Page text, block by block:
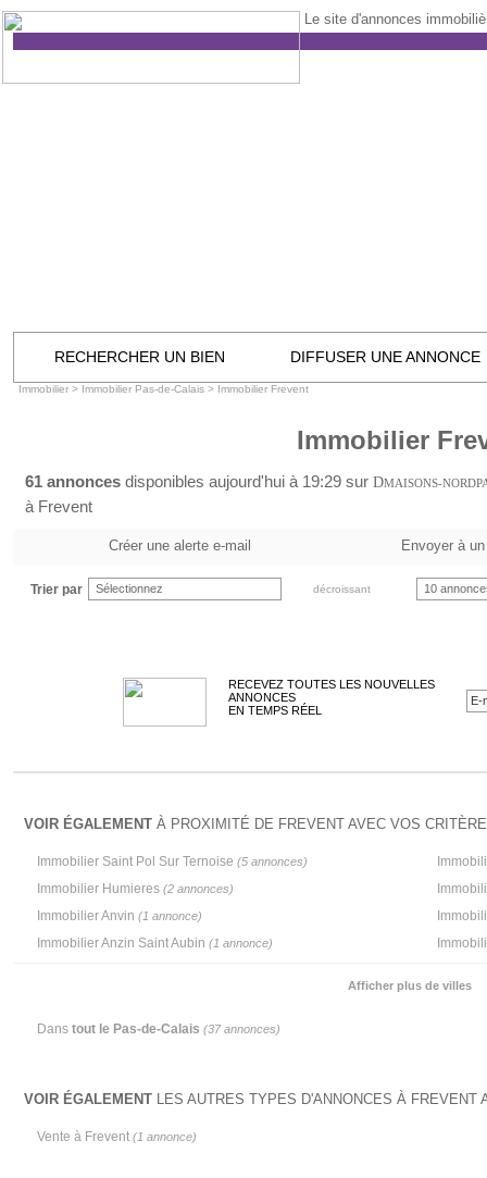
Le site d'annonces
RECHERCHER UN BIEN DIFFUSER UNE ANNONCE
Immobilier > Immobilier Pas-de-Calais > Immobilier Frevent
Immobilier
61 annonces disponibles aujourd'hui à 19:29 sur DMAISONS-
à Frevent
Créer une alerte e-mail Envoyer à
Trier par Sélectionnez décroissant 10
RECEVEZ TOUTES LES NOUVELLES
ANNONCES
EN TEMPS RÉEL
VOIR ÉGALEMENT À PROXIMITÉ DE FREVENT AVEC VOS
Immobilier Saint Pol Sur Ternoise (5 annonces)
Immobilier Humieres (2 annonces)
Immobilier Anvin (1 annonce)
Immobilier Anzin Saint Aubin (1 annonce)
Afficher plus de villes
Dans tout le Pas-de-Calais (37 annonces)
VOIR ÉGALEMENT LES AUTRES TYPES D'ANNONCES À FREVENT
Vente à Frevent (1 annonce)